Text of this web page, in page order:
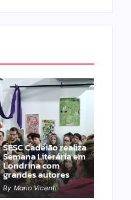
SESC Cadeião realiza
Semana Literária em
Londrina com
grandes autores
By Mario Vicenti